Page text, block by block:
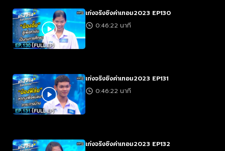
เก่งจริงชิงค่าเทอม2023 EP130
0:46:22 นาที
เก่งจริงชิงค่าเทอม2023 EP131
0:46:22 นาที
เก่งจริงชิงค่าเทอม2023 EP132